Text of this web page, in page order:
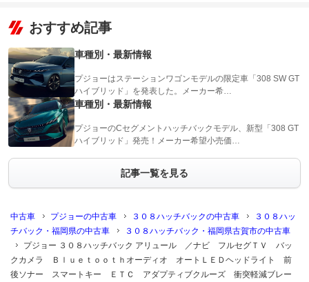
おすすめ記事
車種別・最新情報
プジョーはステーションワゴンモデルの限定車「308 SW GT
ハイブリッド」を発表した。メーカー希…
車種別・最新情報
プジョーのCセグメントハッチバックモデル、新型「308 GT
ハイブリッド」発売！メーカー希望小売価…
記事一覧を見る
中古車 プジョーの中古車 ３０８ハッチバックの中古車
３０８ハッ
チバック・福岡県の中古車
３０８ハッチバック・福岡県古賀市の中古車
プジョー ３０８ハッチバック アリュール ／ナビ フルセグＴＶ バッ
クカメラ Ｂｌｕｅｔｏｏｔｈオーディオ オートＬＥＤヘッドライト 前
後ソナー スマートキー ＥＴＣ アダプティブクルーズ 衝突軽減ブレー